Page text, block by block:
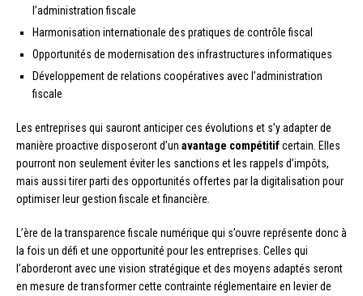
l’administration fiscale
Harmonisation internationale des pratiques de contrôle fiscal
Opportunités de modernisation des infrastructures informatiques
Développement de relations coopératives avec l’administration
fiscale
Les entreprises qui sauront anticiper ces évolutions et s’y adapter de
manière proactive disposeront d’un avantage compétitifcertain. Elles
pourront non seulement éviter les sanctions et les rappels d’impôts,
mais aussi tirer parti des opportunités offertes par la digitalisation pour
optimiser leur gestion fiscale et financière.
L’ère de la transparence fiscale numérique qui s’ouvre représente donc à
la fois un défi et une opportunité pour les entreprises. Celles qui
l’aborderont avec une vision stratégique et des moyens adaptés seront
en mesure de transformer cette contrainte réglementaire en levier de